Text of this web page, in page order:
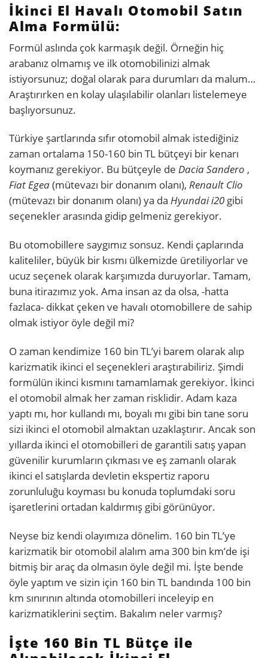
İkinci El Havalı Otomobil Satın
Alma Formülü:
Formül aslında çok karmaşık değil. Örneğin hiç
arabanız olmamış ve ilk otomobilinizi almak
istiyorsunuz; doğal olarak para durumları da malum…
Araştırırken en kolay ulaşılabilir olanları listelemeye
başlıyorsunuz.
Türkiye şartlarında sıfır otomobil almak istediğiniz
zaman ortalama 150-160 bin TL bütçeyi bir kenarı
koymanız gerekiyor. Bu bütçeyle de Dacia Sandero ,
Fiat Egea(mütevazı bir donanım olanı), Renault Clio
(mütevazı bir donanım olanı) ya da Hyundai i20 gibi
seçenekler arasında gidip gelmeniz gerekiyor.
Bu otomobillere saygımız sonsuz. Kendi çaplarında
kaliteliler, büyük bir kısmı ülkemizde üretiliyorlar ve
ucuz seçenek olarak karşımızda duruyorlar. Tamam,
buna itirazımız yok. Ama insan az da olsa, -hatta
fazlaca- dikkat çeken ve havalı otomobillere de sahip
olmak istiyor öyle değil mi?
O zaman kendimize 160 bin TL’yi barem olarak alıp
karizmatik ikinci el seçenekleri araştırabiliriz. Şimdi
formülün ikinci kısmını tamamlamak gerekiyor. İkinci
el otomobil almak her zaman risklidir. Adam kaza
yaptı mı, hor kullandı mı, boyalı mı gibi bin tane soru
sizi ikinci el otomobil almaktan uzaklaştırır. Ancak son
yıllarda ikinci el otomobilleri de garantili satış yapan
güvenilir kurumların çıkması ve eş zamanlı olarak
ikinci el satışlarda devletin ekspertiz raporu
zorunluluğu koyması bu konuda toplumdaki soru
işaretlerini ortadan kaldırmış gibi görünüyor.
Neyse biz kendi olayımıza dönelim. 160 bin TL’ye
karizmatik bir otomobil alalım ama 300 bin km’de işi
bitmiş bir araç da olmasın öyle değil mi. İşte bende
öyle yaptım ve sizin için 160 bin TL bandında 100 bin
km sınırının altında otomobilleri inceleyip en
karizmatiklerini seçtim. Bakalım neler varmış?
İşte 160 Bin TL Bütçe ile